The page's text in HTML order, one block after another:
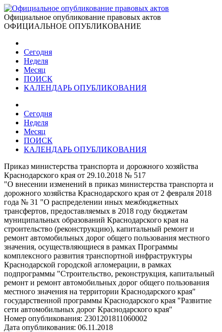
Официальное опубликование правовых актов
ОФИЦИАЛЬНОЕ ОПУБЛИКОВАНИЕ
Сегодня
Неделя
Месяц
ПОИСК
КАЛЕНДАРЬ ОПУБЛИКОВАНИЯ
Сегодня
Неделя
Месяц
ПОИСК
КАЛЕНДАРЬ ОПУБЛИКОВАНИЯ
Приказ министерства транспорта и дорожного хозяйства
Краснодарского края от 29.10.2018 № 517
"О внесении изменений в приказ министерства транспорта и
дорожного хозяйства Краснодарского края от 2 февраля 2018
года № 31 "О распределении иных межбюджетных
трансфертов, предоставляемых в 2018 году бюджетам
муниципальных образований Краснодарского края на
строительство (реконструкцию), капитальный ремонт и
ремонт автомобильных дорог общего пользования местного
значения, осуществляющиеся в рамках Программы
комплексного развития транспортной инфраструктуры
Краснодарской городской агломерации, в рамках
подпрограммы "Строительство, реконструкция, капитальный
ремонт и ремонт автомобильных дорог общего пользования
местного значения на территории Краснодарского края"
государственной программы Краснодарского края "Развитие
сети автомобильных дорог Краснодарского края"
Номер опубликования: 2301201811060002
Дата опубликования: 06.11.2018